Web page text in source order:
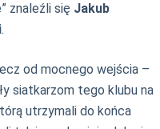
znaleźli się Jakub
.
od mocnego wejścia –
siatkarzom tego klubu na
utrzymali do końca